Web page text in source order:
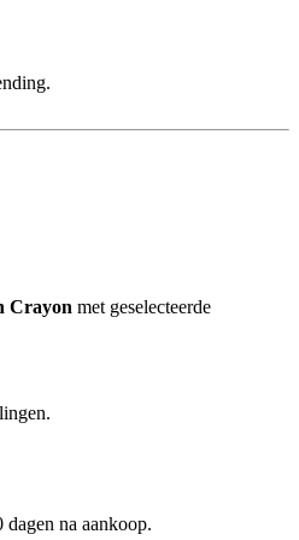
Crayon met geselecteerde
dagen na aankoop.